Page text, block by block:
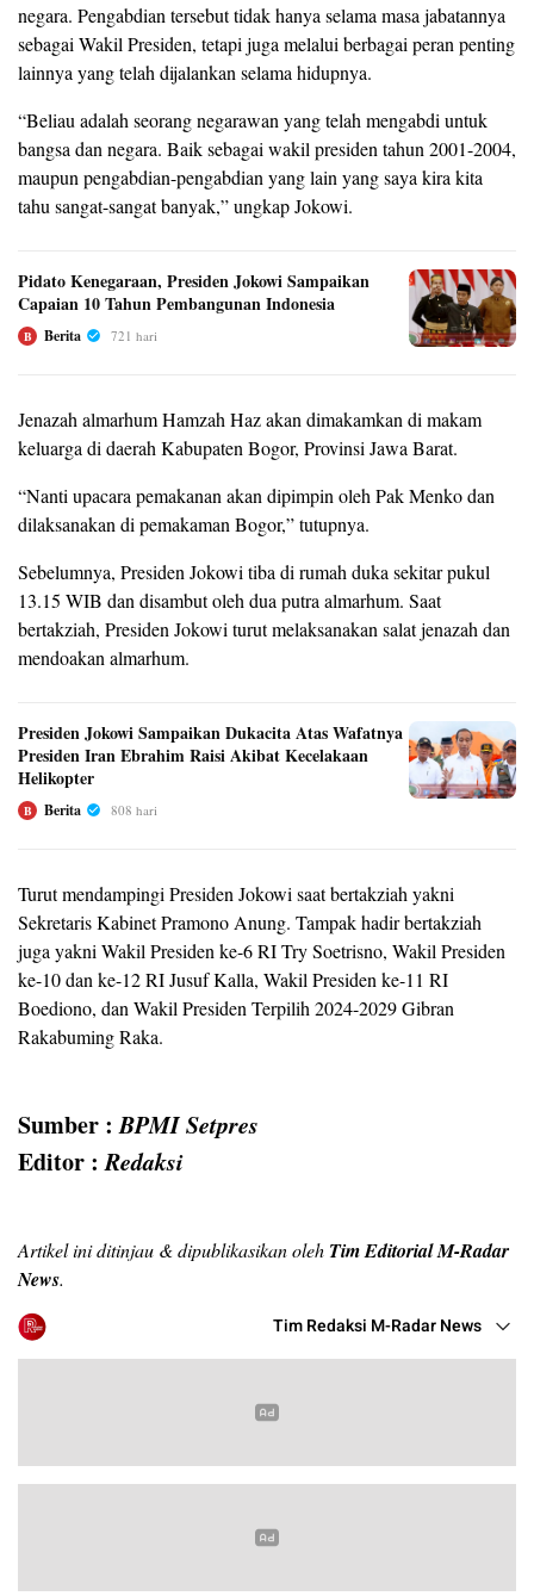
negara. Pengabdian tersebut tidak hanya selama masa jabatannya
sebagai Wakil Presiden, tetapi juga melalui berbagai peran penting
lainnya yang telah dijalankan selama hidupnya.
“Beliau adalah seorang negarawan yang telah mengabdi untuk
bangsa dan negara. Baik sebagai wakil presiden tahun 2001-2004,
maupun pengabdian-pengabdian yang lain yang saya kira kita
tahu sangat-sangat banyak,” ungkap Jokowi.
Pidato Kenegaraan, Presiden Jokowi Sampaikan
Capaian 10 Tahun Pembangunan Indonesia
B Berita 721 hari
Jenazah almarhum Hamzah Haz akan dimakamkan di makam
keluarga di daerah Kabupaten Bogor, Provinsi Jawa Barat.
“Nanti upacara pemakanan akan dipimpin oleh Pak Menko dan
dilaksanakan di pemakaman Bogor,” tutupnya.
Sebelumnya, Presiden Jokowi tiba di rumah duka sekitar pukul
13.15 WIB dan disambut oleh dua putra almarhum. Saat
bertakziah, Presiden Jokowi turut melaksanakan salat jenazah dan
mendoakan almarhum.
Presiden Jokowi Sampaikan Dukacita Atas Wafatnya
Presiden Iran Ebrahim Raisi Akibat Kecelakaan
Helikopter
B Berita 808 hari
Turut mendampingi Presiden Jokowi saat bertakziah yakni
Sekretaris Kabinet Pramono Anung. Tampak hadir bertakziah
juga yakni Wakil Presiden ke-6 RI Try Soetrisno, Wakil Presiden
ke-10 dan ke-12 RI Jusuf Kalla, Wakil Presiden ke-11 RI
Boediono, dan Wakil Presiden Terpilih 2024-2029 Gibran
Rakabuming Raka.
Sumber :BPMI Setpres
Editor :Redaksi
Artikel ini ditinjau & dipublikasikan oleh Tim Editorial M-Radar
News.
Tim Redaksi M-Radar News